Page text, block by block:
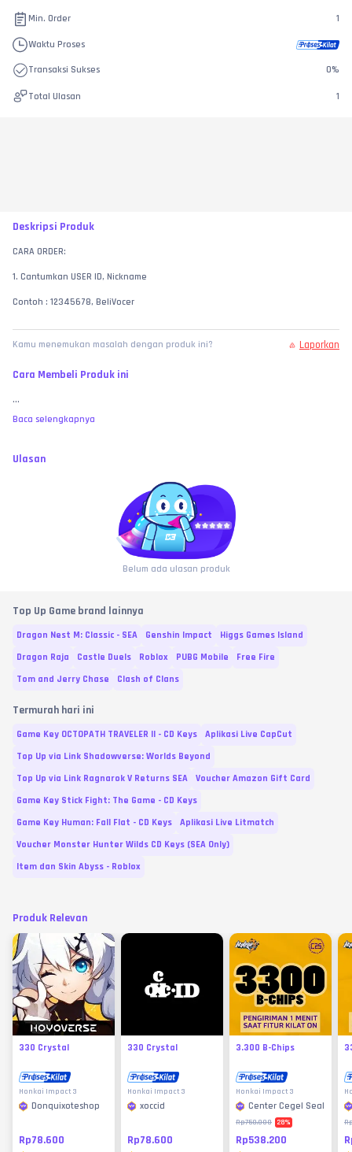
Min. Order 1
Waktu Proses
Transaksi Sukses 0%
Total Ulasan 1
Deskripsi Produk
CARA ORDER:
1. Cantumkan USER ID, Nickname
Contoh : 12345678, BeliVocer
Kamu menemukan masalah dengan produk ini? Laporkan
Cara Membeli Produk ini
...
Baca selengkapnya
Ulasan
Belum ada ulasan produk
Top Up Game brand lainnya
Dragon Nest M: Classic - SEA Genshin Impact
Higgs Games Island
Dragon Raja
Castle Duels Roblox PUBG Mobile
Free Fire
Tom and Jerry Chase
Clash of Clans
Termurah hari ini
Game Key OCTOPATH TRAVELER II - CD Keys
Aplikasi Live CapCut
Top Up via Link Shadowverse: Worlds Beyond
Top Up via Link Ragnarok V Returns SEA
Voucher Amazon Gift Card
Game Key Stick Fight: The Game - CD Keys
Game Key Human: Fall Flat - CD Keys
Aplikasi Live Litmatch
Voucher Monster Hunter Wilds CD Keys (SEA Only)
Item dan Skin Abyss - Roblox
Produk Relevan
330 Crystal
Honkai Impact 3
Donquixoteshop
Rp78.600
330 Crystal
Honkai Impact 3
xoccid
Rp78.600
3.300 B-Chips
Honkai Impact 3
Center Cegel Seal
Rp750.000 28%
Rp538.200